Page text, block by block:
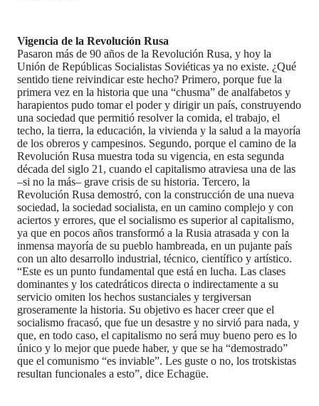
Vigencia de la Revolución Rusa
Pasaron más de 90 años de la Revolución Rusa, y hoy la
Unión de Repúblicas Socialistas Soviéticas ya no existe. ¿Qué
sentido tiene reivindicar este hecho? Primero, porque fue la
primera vez en la historia que una “chusma” de analfabetos y
harapientos pudo tomar el poder y dirigir un país, construyendo
una sociedad que permitió resolver la comida, el trabajo, el
techo, la tierra, la educación, la vivienda y la salud a la mayoría
de los obreros y campesinos. Segundo, porque el camino de la
Revolución Rusa muestra toda su vigencia, en esta segunda
década del siglo 21, cuando el capitalismo atraviesa una de las
–si no la más– grave crisis de su historia. Tercero, la
Revolución Rusa demostró, con la construcción de una nueva
sociedad, la sociedad socialista, en un camino complejo y con
aciertos y errores, que el socialismo es superior al capitalismo,
ya que en pocos años transformó a la Rusia atrasada y con la
inmensa mayoría de su pueblo hambreada, en un pujante país
con un alto desarrollo industrial, técnico, científico y artístico.
“Este es un punto fundamental que está en lucha. Las clases
dominantes y los catedráticos directa o indirectamente a su
servicio omiten los hechos sustanciales y tergiversan
groseramente la historia. Su objetivo es hacer creer que el
socialismo fracasó, que fue un desastre y no sirvió para nada, y
que, en todo caso, el capitalismo no será muy bueno pero es lo
único y lo mejor que puede haber, y que se ha “demostrado”
que el comunismo “es inviable”. Les guste o no, los trotskistas
resultan funcionales a esto”, dice Echagüe.